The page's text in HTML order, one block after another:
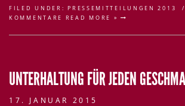
FILED UNDER:PRESSEMITTEILUNGEN 2013
KOMMENTARE
READ MORE »
UNTERHALTUNG FÜR JEDEN
17. JANUAR 2015